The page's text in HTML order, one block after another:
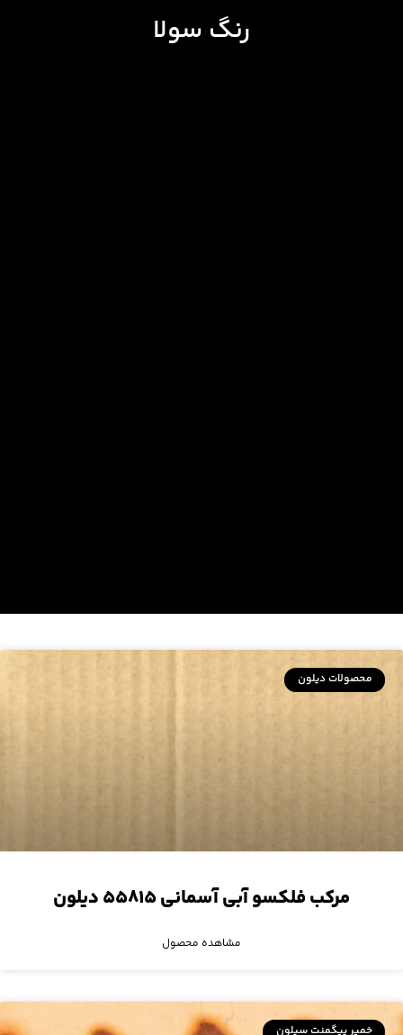
رنگ سولا
محصولات دیلون
مرکب فلکسو آبی آسمانی ۵۵۸۱۵ دیلون
مشاهده محصول
خمیر پیگمنت سیلون